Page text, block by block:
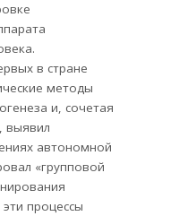
в стране
методы
и, сочетая
выявил
автономной
«групповой
процессы